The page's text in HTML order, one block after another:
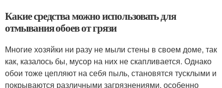
Какие средства можно использовать для
отмывания обоев от грязи
Многие хозяйки ни разу не мыли стены в своем доме, так
как, казалось бы, мусор на них не скапливается. Однако
обои тоже цепляют на себя пыль, становятся тусклыми и
покрываются различными загрязнениями, особенно